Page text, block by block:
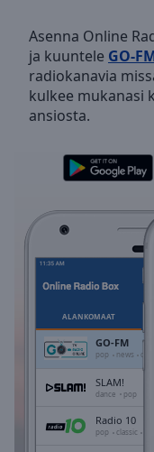
Skip
Backward
Skip
Forward
Mute
Current
Duration-:-
0.00%
Stream
TypeLIVE
LIVE
Remaining
Asenna Online
ja kuuntele GO-
radiokanavia
kulkee mukanasi
ansiosta.
ALANKOMAAT
GO-FM
pop news
SLAM!
dance pop
Radio 10
pop classic